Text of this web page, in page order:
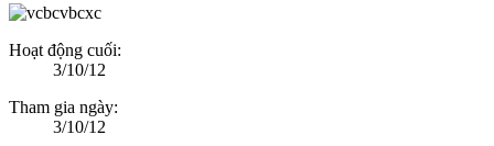
Hoạt động cuối:
3/10/12
Tham gia ngày:
3/10/12